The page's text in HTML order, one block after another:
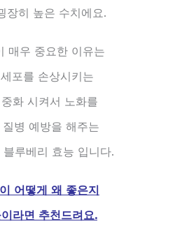
장히 높은 수치에요.
매우 중요한 이유는
포를 손상시키는
화 시켜서 노화를
병 예방을 해주는
루베리 효능 입니다.
어떻게 왜 좋은지
라면 추천드려요.